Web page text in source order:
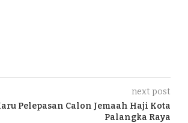
next post
Pelepasan Calon Jemaah Haji Kota
Palangka Raya